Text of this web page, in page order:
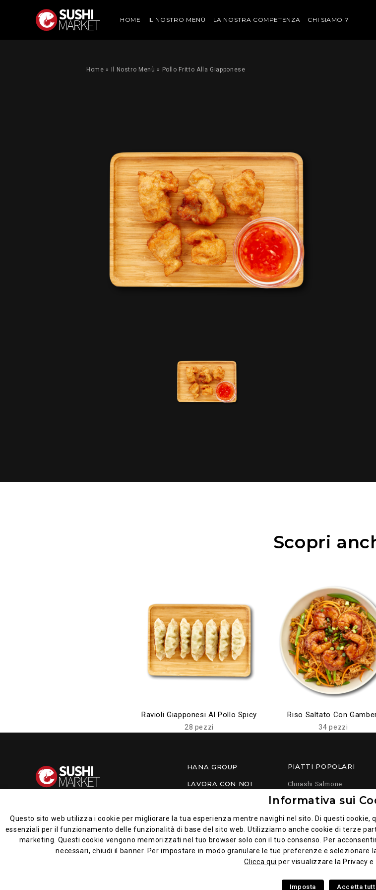
HOME IL NOSTRO MENÙ LA NOSTRA COMPETENZA CHI SIAMO ?
Home » Il Nostro Menù » Pollo Fritto Alla Giapponese
Scopri
Ravioli Giapponesi Al Pollo Spicy
28 pezzi
Riso Saltato Con
34 pezzi
HANA GROUP
LAVORA CON NOI
PIATTI POPOLARI
Chirashi Salmone
Crunch Eby Fry Spicy
Crunch Spicy Salmone
Informativa sui
Questo sito web utilizza i cookie per migliorare la tua esperienza mentre navighi nel sito. Di questi
essenziali per il funzionamento delle funzionalità di base del sito web. Utilizziamo anche cookie di terze
marketing. Questi cookie vengono memorizzati nel tuo browser solo con il tuo consenso. Per
necessari, chiudi il banner. Per impostare in modo granulare le tue preferenze e selezionare
Clicca qui per visualizzare la Privacy e
Imposta Accetta